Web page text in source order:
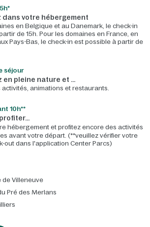
dans votre hébergement
en Belgique et au Danemark, le check-in
de 15h. Pour les domaines en France, en
Pays-Bas, le check-in est possible à partir de
séjour
en pleine nature et …
activités, animations et restaurants.
10h**
hébergement et profitez encore des activités
avant votre départ. (**veuillez vérifier votre
out dans l'application Center Parcs)
de Villeneuve
Pré des Merlans